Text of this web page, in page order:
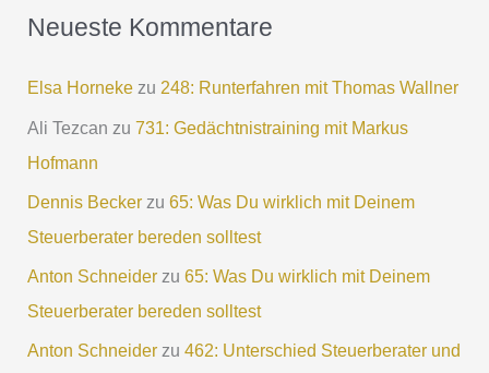
Neueste Kommentare
Elsa Horneke zu 248: Runterfahren mit Thomas Wallner
Ali Tezcan zu731: Gedächtnistraining mit Markus
Hofmann
Dennis Becker zu65: Was Du wirklich mit Deinem
Steuerberater bereden solltest
Anton Schneider zu65: Was Du wirklich mit Deinem
Steuerberater bereden solltest
Anton Schneider zu462: Unterschied Steuerberater und